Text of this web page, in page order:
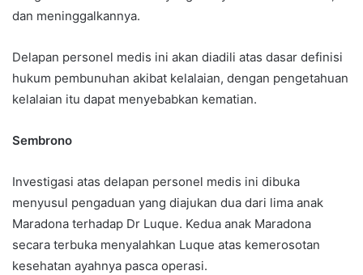
dan meninggalkannya.
Delapan personel medis ini akan diadili atas dasar definisi
hukum pembunuhan akibat kelalaian, dengan pengetahuan
kelalaian itu dapat menyebabkan kematian.
Sembrono
Investigasi atas delapan personel medis ini dibuka
menyusul pengaduan yang diajukan dua dari lima anak
Maradona terhadap Dr Luque. Kedua anak Maradona
secara terbuka menyalahkan Luque atas kemerosotan
kesehatan ayahnya pasca operasi.